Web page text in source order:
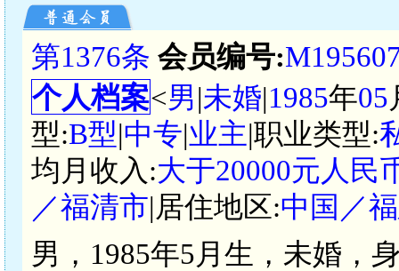
第1376条 会员编号:
个人档案<男|未婚|1985年05
型:B型|中专|业主|职业类型:
均月收入:大于20000元人民
／福清市|居住地区:中国／
男，1985年5月生，未婚，